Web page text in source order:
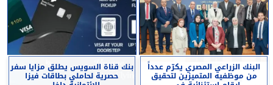
البنك الزراعي المصري يكرّم عدداً
من موظفيه المتميزين لتحقيق
بنك قناة السويس يطلق مزايا سفر
حصرية لحاملي بطاقات فيزا